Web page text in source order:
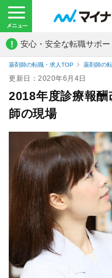
! 安心・安全な転職サポー
薬剤師の転職・求人TOP 薬剤師の
更新日：2020年6月4日
2018年度診療報酬
師の現場